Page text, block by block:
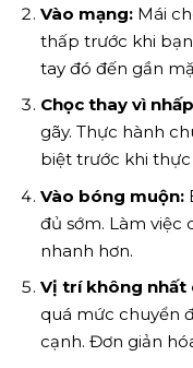
Vào mạng: Mái
thấp trước khi
tay đó đến gần
Chọc thay vì
gãy. Thực hành
biệt trước khi
Vào bóng muộn:
đủ sớm. Làm việc
nhanh hơn.
Vị trí không nhất
quá mức chuyển
cạnh. Đơn giản